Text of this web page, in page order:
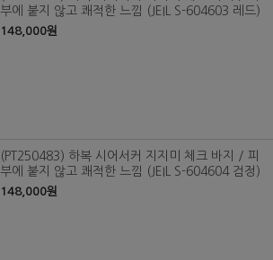
부에 붙지 않고 쾌적한 느낌 (JEIL S-604603 레드)
148,000원
(PT250483) 하복 시어서커 지지미 체크 바지 / 피
부에 붙지 않고 쾌적한 느낌 (JEIL S-604604 검정)
148,000원